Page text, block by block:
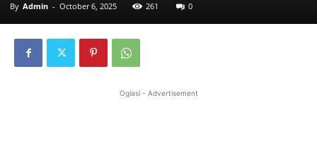
By Admin - October 6, 2025 261 0
Oglasi - Advertisement